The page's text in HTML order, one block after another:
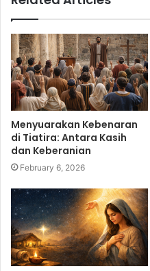
Menyuarakan Kebenaran
di Tiatira: Antara Kasih
dan Keberanian
February 6, 2026